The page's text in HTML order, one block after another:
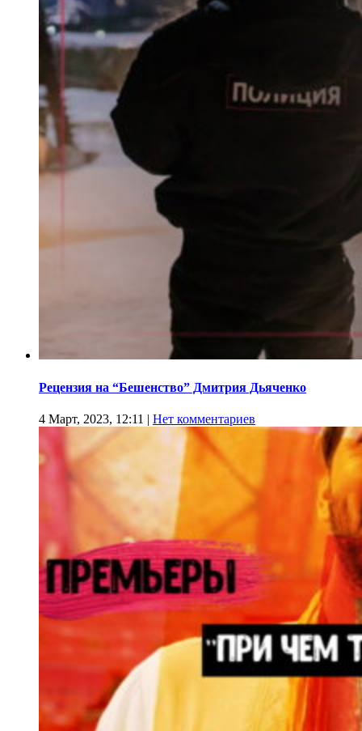
Рецензия на “Бешенство” Дмитрия Дьяченко
4 Март, 2023, 12:11 | Нет комментариев